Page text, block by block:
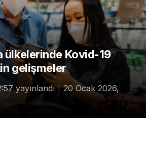
ülkelerinde Kovid-19
gelişmeler
yayınlandı
20 Ocak 2026,